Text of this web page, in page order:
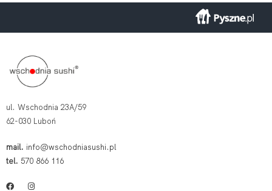
ul. Wschodnia 23A/59
62-030 Luboń
mail. info@wschodniasushi.pl
tel. 570 866 116